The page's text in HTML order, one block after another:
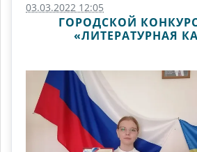
03.03.2022 12:05
ГОРОДСКОЙ
«ЛИТЕРАТУРНАЯ